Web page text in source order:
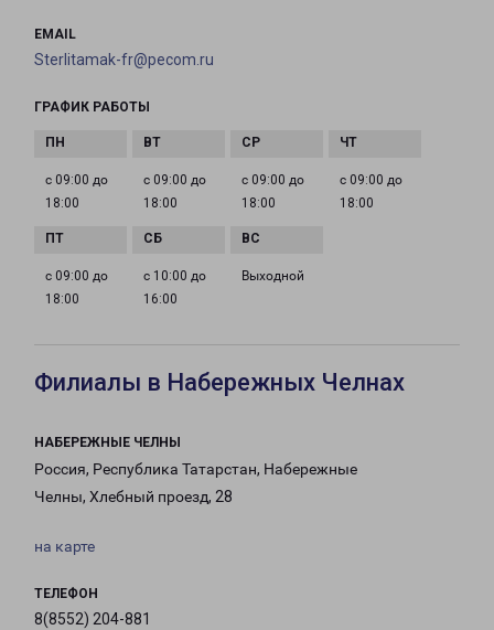
EMAIL
Sterlitamak-fr@pecom.ru
ГРАФИК РАБОТЫ
с 09:00 до
18:00
с 09:00 до
18:00
с 09:00 до
18:00
с 09:00 до
18:00
с 09:00 до
18:00
с 10:00 до
16:00
Выходной
Филиалы в Набережных Челнах
НАБЕРЕЖНЫЕ ЧЕЛНЫ
Россия, Республика Татарстан, Набережные
Челны, Хлебный проезд, 28
на карте
ТЕЛЕФОН
8(8552) 204-881